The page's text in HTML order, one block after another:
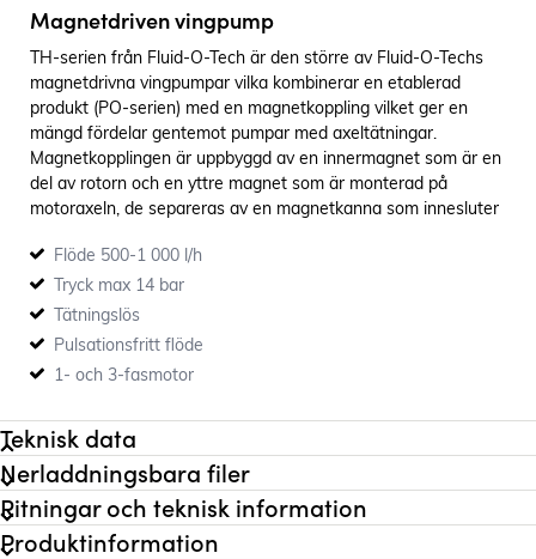
Magnetdriven vingpump
TH-serien från Fluid-O-Tech är den större av Fluid-O-Techs
magnetdrivna vingpumpar vilka kombinerar en etablerad
produkt (PO-serien) med en magnetkoppling vilket ger en
mängd fördelar gentemot pumpar med axeltätningar.
Magnetkopplingen är uppbyggd av en innermagnet som är en
del av rotorn och en yttre magnet som är monterad på
motoraxeln, de separeras av en magnetkanna som innesluter
läckande axeltätningar.
Flöde 500-1 000 l/h
Tryck max 14 bar
Tätningslös
Pulsationsfritt flöde
1- och 3-fasmotor
Teknisk data
Flöde max
520 l/h
Tryck max
12 bar
Anslutning
Nerladdningsbara filer
Ritningar och teknisk information
Produktinformation